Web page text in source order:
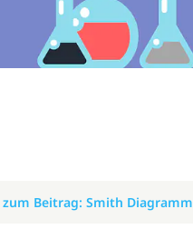
zum Beitrag: Smith Diagramm